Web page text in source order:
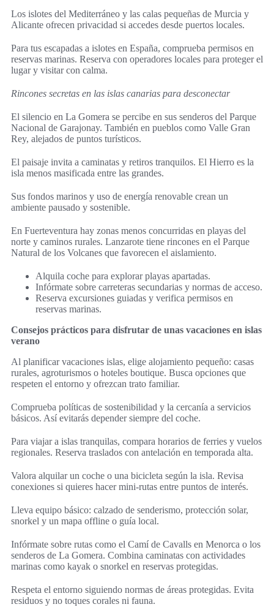
Los islotes del Mediterráneo y las calas pequeñas de Murcia y
Alicante ofrecen privacidad si accedes desde puertos locales.
Para tus escapadas a islotes en España, comprueba permisos en
reservas marinas. Reserva con operadores locales para proteger el
lugar y visitar con calma.
Rincones secretas en las islas canarias para desconectar
El silencio en La Gomera se percibe en sus senderos del Parque
Nacional de Garajonay. También en pueblos como Valle Gran
Rey, alejados de puntos turísticos.
El paisaje invita a caminatas y retiros tranquilos. El Hierro es la
isla menos masificada entre las grandes.
Sus fondos marinos y uso de energía renovable crean un
ambiente pausado y sostenible.
En Fuerteventura hay zonas menos concurridas en playas del
norte y caminos rurales. Lanzarote tiene rincones en el Parque
Natural de los Volcanes que favorecen el aislamiento.
Alquila coche para explorar playas apartadas.
Infórmate sobre carreteras secundarias y normas de acceso.
Reserva excursiones guiadas y verifica permisos en
reservas marinas.
Consejos prácticos para disfrutar de unas vacaciones en islas
verano
Al planificar vacaciones islas, elige alojamiento pequeño: casas
rurales, agroturismos o hoteles boutique. Busca opciones que
respeten el entorno y ofrezcan trato familiar.
Comprueba políticas de sostenibilidad y la cercanía a servicios
básicos. Así evitarás depender siempre del coche.
Para viajar a islas tranquilas, compara horarios de ferries y vuelos
regionales. Reserva traslados con antelación en temporada alta.
Valora alquilar un coche o una bicicleta según la isla. Revisa
conexiones si quieres hacer mini-rutas entre puntos de interés.
Lleva equipo básico: calzado de senderismo, protección solar,
snorkel y un mapa offline o guía local.
Infórmate sobre rutas como el Camí de Cavalls en Menorca o los
senderos de La Gomera. Combina caminatas con actividades
marinas como kayak o snorkel en reservas protegidas.
Respeta el entorno siguiendo normas de áreas protegidas. Evita
residuos y no toques corales ni fauna.